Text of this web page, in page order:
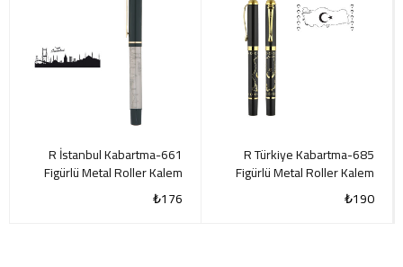
685-R Türkiye Kabartma
Figürlü Metal Roller Kalem
₺190
661-R İstanbul Kabartma
Figürlü Metal Roller Kalem
₺176